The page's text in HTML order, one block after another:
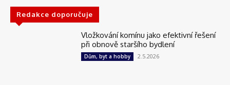
Redakce doporučuje
Vložkování komínu jako efektivní řešení
při obnově staršího bydlení
Dům, byt a hobby 2.5.2026